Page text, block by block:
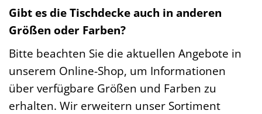
Gibt es die Tischdecke auch in anderen
Größen oder Farben?
Bitte beachten Sie die aktuellen Angebote in
unserem Online-Shop, um Informationen
über verfügbare Größen und Farben zu
erhalten. Wir erweitern unser Sortiment